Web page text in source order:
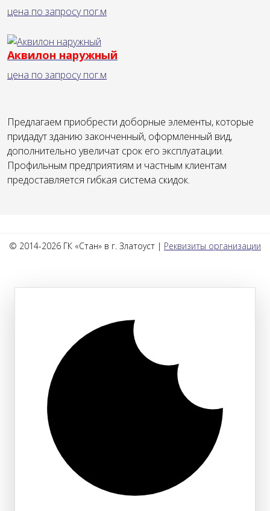
цена по запросу пог.м
Аквилон наружный
цена по запросу пог.м
Предлагаем приобрести доборные элементы, которые
придадут зданию законченный, оформленный вид,
дополнительно увеличат срок его эксплуатации.
Профильным предприятиям и частным клиентам
предоставляется гибкая система скидок.
© 2014-2026 ГК «Стан» в г. Златоуст | Реквизиты организации